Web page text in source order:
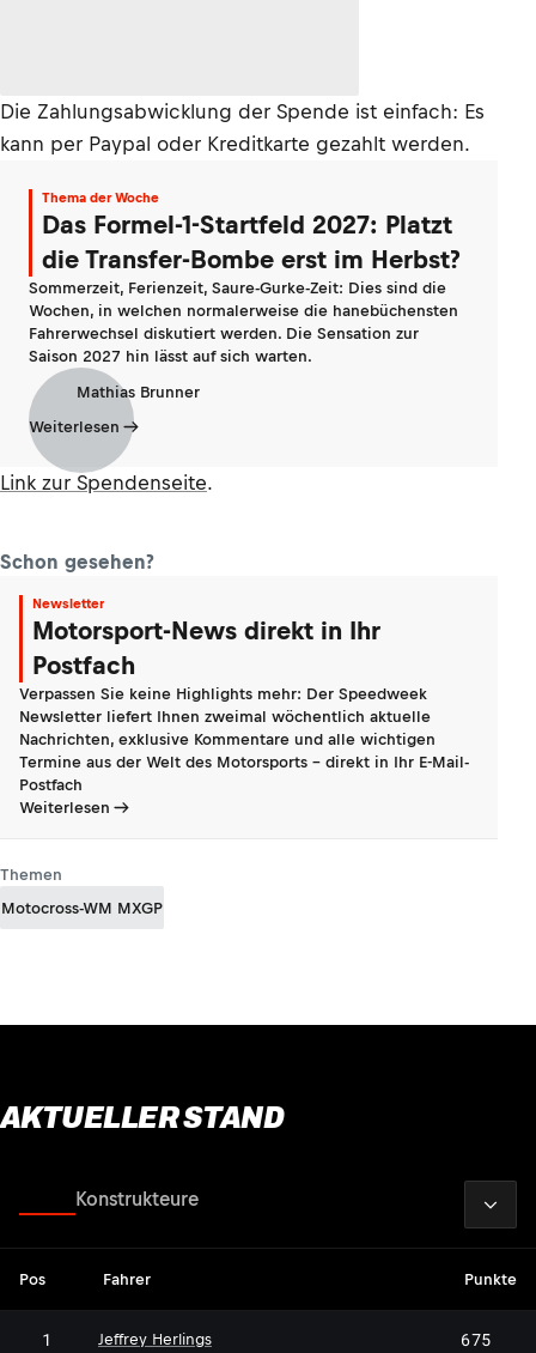
Die Zahlungsabwicklung der Spende ist einfach: Es
kann per Paypal oder Kreditkarte gezahlt werden.
Thema der Woche
Das Formel-1-Startfeld 2027: Platzt
die Transfer-Bombe erst im Herbst?
Sommerzeit, Ferienzeit, Saure-Gurke-Zeit: Dies sind die
Wochen, in welchen normalerweise die hanebüchensten
Fahrerwechsel diskutiert werden. Die Sensation zur
Saison 2027 hin lässt auf sich warten.
Mathias Brunner
Weiterlesen
Link zur Spendenseite.
Schon gesehen?
Newsletter
Motorsport-News direkt in Ihr
Postfach
Verpassen Sie keine Highlights mehr: Der Speedweek
Newsletter liefert Ihnen zweimal wöchentlich aktuelle
Nachrichten, exklusive Kommentare und alle wichtigen
Termine aus der Welt des Motorsports - direkt in Ihr E-Mail-
Postfach
Weiterlesen
Themen
Motocross-WM MXGP
AKTUELLER STAND
Konstrukteure
Pos Fahrer Punkte
1 Jeffrey Herlings 675